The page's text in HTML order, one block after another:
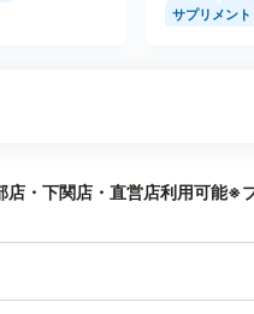
サプリメント
・下関店・直営店利用可能※